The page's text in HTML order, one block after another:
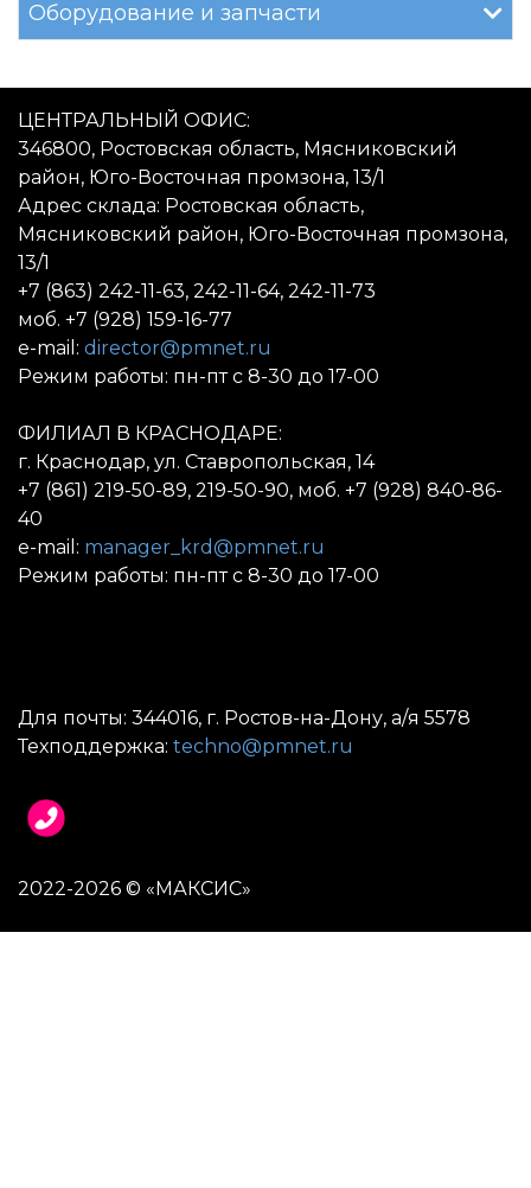
Оборудование и запчасти
ЦЕНТРАЛЬНЫЙ ОФИС:
346800, Ростовская область, Мясниковский
район, Юго-Восточная промзона, 13/1
Адрес склада: Ростовская область,
Мясниковский район, Юго-Восточная промзона,
13/1
+7 (863) 242-11-63, 242-11-64, 242-11-73
моб. +7 (928) 159-16-77
e-mail: director@pmnet.ru
Режим работы: пн-пт с 8-30 до 17-00
ФИЛИАЛ В КРАСНОДАРЕ:
г. Краснодар, ул. Ставропольская, 14
+7 (861) 219-50-89, 219-50-90, моб. +7 (928) 840-86-
40
e-mail: manager_krd@pmnet.ru
Режим работы: пн-пт с 8-30 до 17-00
Для почты: 344016, г. Ростов-на-Дону, а/я 5578
Техподдержка: techno@pmnet.ru
2022-2026 © «МАКСИС»